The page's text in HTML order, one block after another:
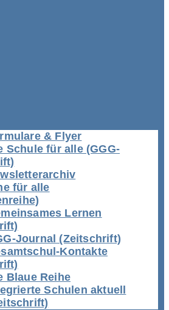
& Flyer
Schule für alle (GGG-
für alle
Lernen
Journal (Zeitschrift)
Kontakte
Blaue Reihe
Schulen aktuell